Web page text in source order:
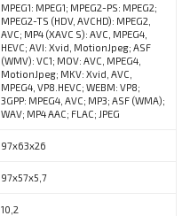
MPEG1: MPEG1; MPEG2-PS: MPEG2;
MPEG2-TS (HDV, AVCHD): MPEG2,
AVC; MP4 (XAVC S): AVC, MPEG4,
HEVC; AVI: Xvid, MotionJpeg; ASF
(WMV): VC1; MOV: AVC, MPEG4,
MotionJpeg; MKV: Xvid, AVC,
MPEG4, VP8.HEVC; WEBM: VP8;
3GPP: MPEG4, AVC; MP3; ASF (WMA);
WAV; MP4 AAC; FLAC; JPEG
97х63х26
97х57х5,7
10,2